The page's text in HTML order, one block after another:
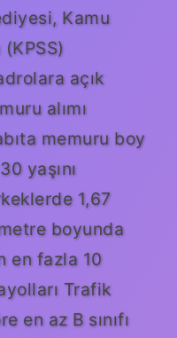
Kamu
(KPSS)
açık
alımı
memuru boy
yaşını
1,67
boyunda
en fazla 10
Trafik
en az B sınıfı